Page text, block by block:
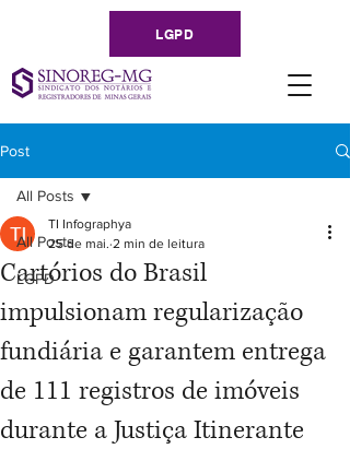
LGPD
Post
All Posts
LGPD
All Posts
Cartórios do Brasil
impulsionam regularização
fundiária e garantem entrega
de 111 registros de imóveis
durante a Justiça Itinerante
TI Infographya
25 de mai. 2 min de leitura